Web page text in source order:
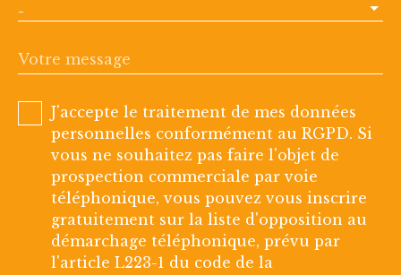
-
Votre message
J'accepte le traitement de mes données
personnelles conformément au RGPD. Si
vous ne souhaitez pas faire l'objet de
prospection commerciale par voie
téléphonique, vous pouvez vous inscrire
gratuitement sur la liste d'opposition au
démarchage téléphonique, prévu par
l'article L223-1 du code de la